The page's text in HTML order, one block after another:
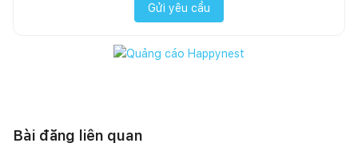
Gửi yêu cầu
Bài đăng liên quan